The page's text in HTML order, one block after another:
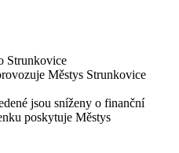
Strunkovice
Městys Strunkovice
jsou sníženy o finanční
poskytuje Městys